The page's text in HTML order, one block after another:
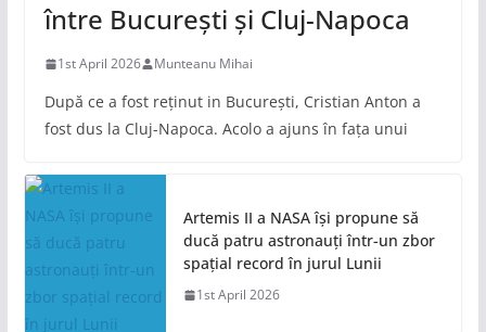
între București și Cluj-Napoca
1st April 2026 Munteanu Mihai
După ce a fost reținut in București, Cristian Anton a
fost dus la Cluj-Napoca. Acolo a ajuns în fața unui
Artemis II a NASA își propune să
ducă patru astronauți într-un zbor
spațial record în jurul Lunii
1st April 2026